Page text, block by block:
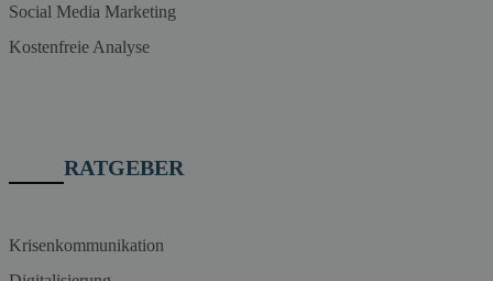
Social Media Marketing
Kostenfreie Analyse
RATGEBER
Krisenkommunikation